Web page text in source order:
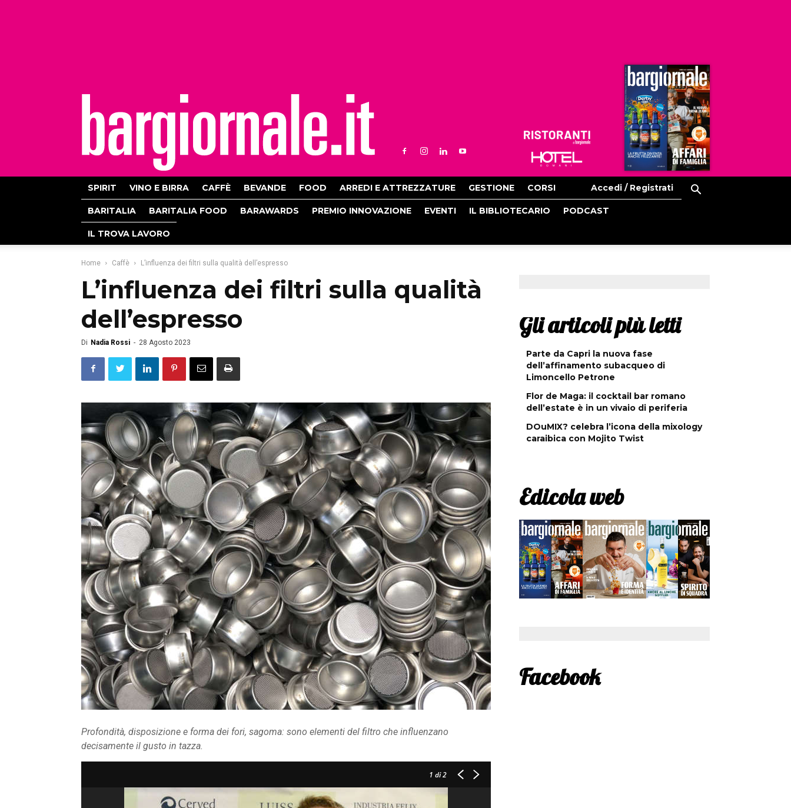
Ristoranti
Hoteldomani
SPIRIT VINO E BIRRA CAFFÈ BEVANDE FOOD ARREDI E ATTREZZATURE GESTIONE CORSI Accedi / Registrati
BARITALIA BARITALIA FOOD BARAWARDS PREMIO INNOVAZIONE EVENTI IL BIBLIOTECARIO PODCAST
IL TROVA LAVORO
Home Caffè L’influenza dei filtri sulla qualità dell’espresso
L’influenza dei filtri sulla qualità
dell’espresso
Di Nadia Rossi - 28 Agosto 2023
Profondità, disposizione e forma dei fori, sagoma: sono elementi del filtro che influenzano
decisamente il gusto in tazza.
1 di 2
Gli articoli più letti
Parte da Capri la nuova fase
dell’affinamento subacqueo di
Limoncello Petrone
Flor de Maga: il cocktail bar romano
dell’estate è in un vivaio di periferia
DOuMIX? celebra l’icona della mixology
caraibica con Mojito Twist
Edicola web
Facebook